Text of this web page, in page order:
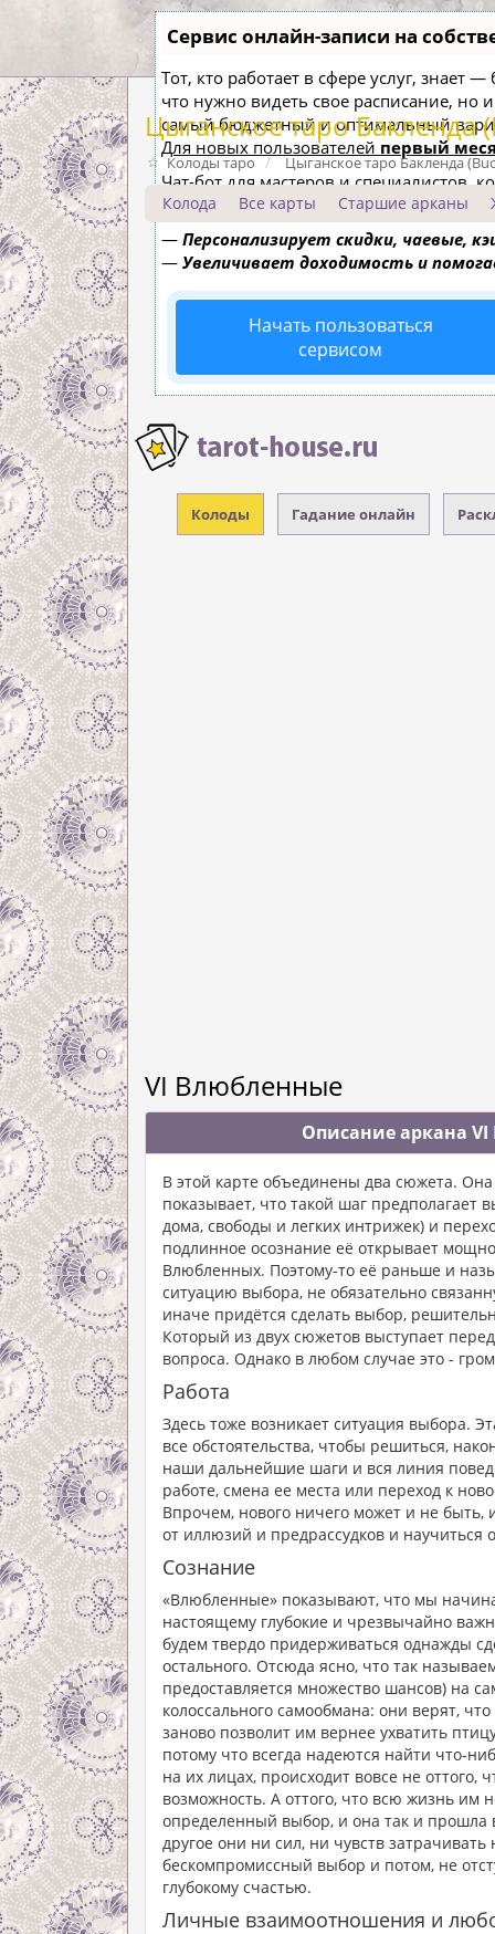
Сервис онлайн-записи на
Тот, кто работает в сфере услуг, знает
что нужно видеть свое расписание,
самый бюджетный и оптимальный
Для новых пользователей первый
Чат-бот для мастеров и специалистов,
—Сам записывает клиентов и
— Персонализирует скидки, чаевые,
— Увеличивает доходимость и
Начать пользоваться
сервисом
Колоды Гадание онлайн
Цыганское таро Бакленда
Колоды таро Цыганское таро Бакленда
Колода Все карты Старшие арканы
VI Влюбленные
Описание аркана
В этой карте объединены два сюжета.
показывает, что такой шаг предполагает
дома, свободы и легких интрижек) и
подлинное осознание её открывает
Влюбленных. Поэтому-то её раньше и
ситуацию выбора, не обязательно
иначе придётся сделать выбор,
Который из двух сюжетов выступает
вопроса. Однако в любом случае это -
Работа
Здесь тоже возникает ситуация выбора.
все обстоятельства, чтобы решиться,
наши дальнейшие шаги и вся линия
работе, смена ее места или переход к
Впрочем, нового ничего может и не быть,
от иллюзий и предрассудков и
Сознание
«Влюбленные» показывают, что мы
настоящему глубокие и чрезвычайно
будем твердо придерживаться однажды
остального. Отсюда ясно, что так
предоставляется множество шансов) на
колоссального самообмана: они верят,
заново позволит им вернее ухватить
потому что всегда надеются найти что-
на их лицах, происходит вовсе не оттого,
возможность. А оттого, что всю жизнь им
определенный выбор, и она так и прошла
другое они ни сил, ни чувств
бескомпромиссный выбор и потом, не
глубокому счастью.
Личные взаимоотношения и